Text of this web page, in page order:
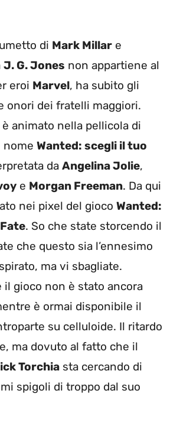
di Mark Millar e
J. G. Jones non appartiene al
eroi Marvel, ha subito gli
onori dei fratelli maggiori.
è animato nella pellicola di
nome Wanted: scegli il tuo
da Angelina Jolie,
e Morgan Freeman. Da qui
nei pixel del gioco Wanted:
. So che state storcendo il
che questo sia l’ennesimo
ma vi sbagliate.
il gioco non è stato ancora
è ormai disponibile il
su celluloide. Il ritardo
ma dovuto al fatto che il
Torchia sta cercando di
spigoli di troppo dal suo